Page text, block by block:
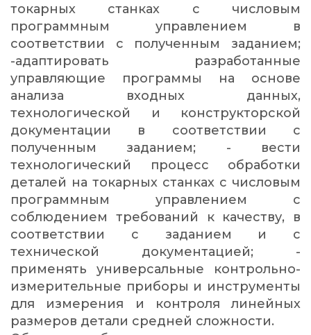
токарных станках с числовым
программным управлением в
соответствии с полученным заданием;
-адаптировать разработанные
управляющие программы на основе
анализа входных данных,
технологической и конструкторской
документации в соответствии с
полученным заданием; - вести
технологический процесс обработки
деталей на токарных станках с числовым
программным управлением с
соблюдением требований к качеству, в
соответствии с заданием и с
технической документацией; -
применять универсальные контрольно-
измерительные приборы и инструменты
для измерения и контроля линейных
размеров детали средней сложности.